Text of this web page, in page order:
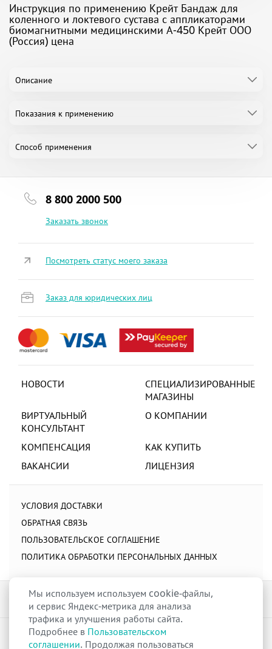
Инструкция по применению Крейт Бандаж для
коленного и локтевого сустава с аппликаторами
биомагнитными медицинскими А-450 Крейт ООО
(Россия) цена
Описание
Показания к применению
Способ применения
8 800 2000 500
Заказать звонок
НОВОСТИ
СПЕЦИАЛИЗИРОВАННЫЕ
МАГАЗИНЫ
ВИРТУАЛЬНЫЙ
КОНСУЛЬТАНТ
О КОМПАНИИ
КОМПЕНСАЦИЯ
КАК КУПИТЬ
ВАКАНСИИ
ЛИЦЕНЗИЯ
УСЛОВИЯ ДОСТАВКИ
ОБРАТНАЯ СВЯЗЬ
ПОЛЬЗОВАТЕЛЬСКОЕ СОГЛАШЕНИЕ
ПОЛИТИКА ОБРАБОТКИ ПЕРСОНАЛЬНЫХ ДАННЫХ
Посмотреть статус моего заказа
Заказ для юридических лиц
raduga-ural.ru ©
Группа компаний Радуга
Мы используем используем cookie-файлы,
и сервис Яндекс-метрика для анализа
трафика и улучшения работы сайта.
Подробнее в Пользовательском
соглашении. Продолжая пользоваться